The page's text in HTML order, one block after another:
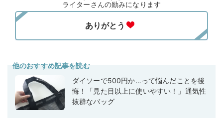
ライターさんの励みになります
他のおすすめ記事を読む
ダイソーで500円か…って悩んだことを後
悔！「見た目以上に使いやすい！」通気性
抜群なバッグ